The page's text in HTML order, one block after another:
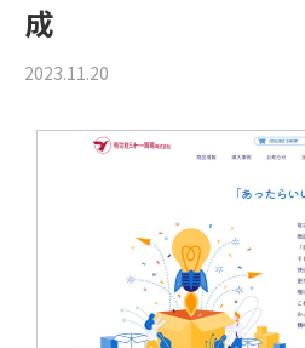
成
2023.11.20